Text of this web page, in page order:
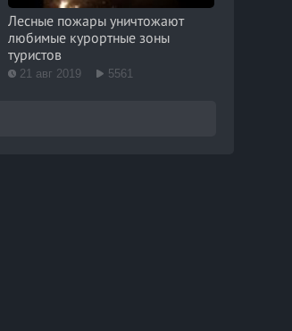
Лесные пожары уничтожают
любимые курортные зоны
туристов
21 авг 2019 5561